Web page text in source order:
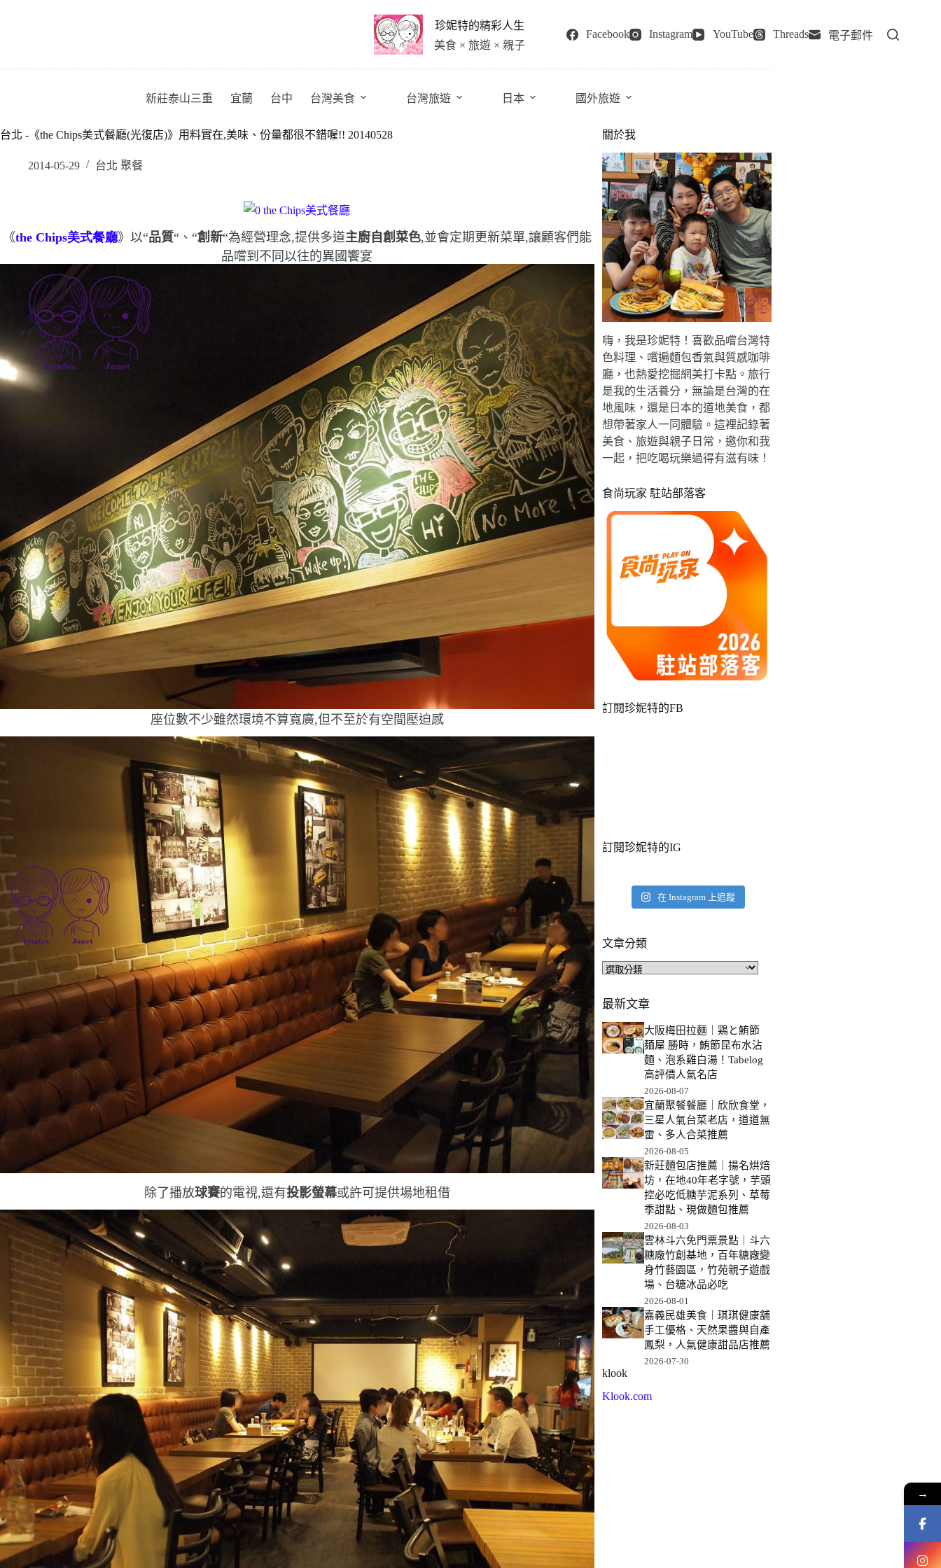
珍妮特的精彩人生
美食 × 旅遊 × 親子
Facebook Instagram YouTube Threads 電子郵件
新莊泰山三重 宜蘭 台中 台灣美食 台灣旅遊 日本 國外旅遊
台北 -《the Chips美式餐廳(光復店)》用料實在,美味、份量都很不錯喔!! 20140528
2014-05-29 台北 聚餐
《the Chips美式餐廳》以“品質“、 “創新“為經營理念,提供多道主廚自創菜色,並會定期更新菜單,讓顧客們能
品嚐到不同以往的異國饗宴
座位數不少雖然環境不算寬廣,但不至於有空間壓迫感
除了播放球賽的電視,還有投影螢幕或許可提供場地租借
關於我
嗨，我是珍妮特！喜歡品嚐台灣特
色料理、嚐遍麵包香氣與質感咖啡
廳，也熱愛挖掘網美打卡點。旅行
是我的生活養分，無論是台灣的在
地風味，還是日本的道地美食，都
想帶著家人一同體驗。這裡記錄著
美食、旅遊與親子日常，邀你和我
一起，把吃喝玩樂過得有滋有味！
食尚玩家 駐站部落客
訂閱珍妮特的FB
訂閱珍妮特的IG
在 Instagram 上追蹤
文章分類
文
分
類
最新文章
大阪梅田拉麵｜鶏と鮪節
麺屋 勝時，鮪節昆布水沾
麵、泡系雞白湯！Tabelog
高評價人氣名店
2026-08-07
宜蘭聚餐餐廳｜欣欣食堂，
三星人氣台菜老店，道道無
雷、多人合菜推薦
2026-08-05
新莊麵包店推薦｜揚名烘焙
坊，在地40年老字號，芋頭
控必吃低糖芋泥系列、草莓
季甜點、現做麵包推薦
2026-08-03
雲林斗六免門票景點｜斗六
糖廠竹創基地，百年糖廠變
身竹藝園區，竹苑親子遊戲
場、台糖冰品必吃
2026-08-01
嘉義民雄美食｜琪琪健康舖
手工優格、天然果醬與自產
鳳梨，人氣健康甜品店推薦
2026-07-30
klook
Klook.com
→